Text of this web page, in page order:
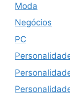
Moda
Negócios
PC